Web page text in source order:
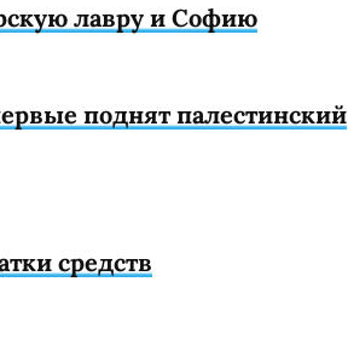
лавру и Софию
поднят палестинский
средств